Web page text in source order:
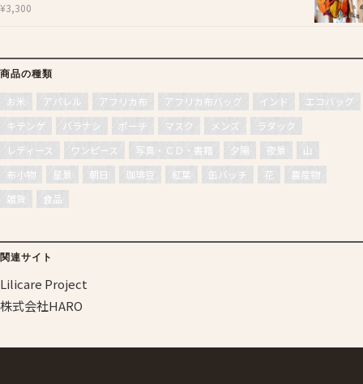
¥3,300
商品の種類
お米 アパレル アフリカ布 アフリカ布バッグ インド
エコバッグ
キテンゲ
バラナシ ポーチ マスク メンズ
ラダック
レディース
ワンピース 写真・ＣＤ・書籍 夕陽 夜景
山
布小物
星景 朝日 珈琲豆 紅葉 缶バッチ 花
農産物
雑貨
食品
関連サイト
Lilicare Project
株式会社HARO